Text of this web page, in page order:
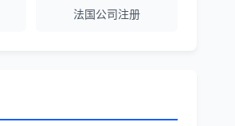
银行开户服务高效，推
建厂规划一站式服务，完
法国公司注册